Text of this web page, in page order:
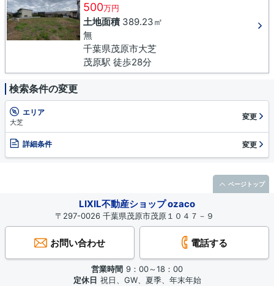
500万円
土地面積389.23㎡
無
千葉県茂原市大芝
茂原駅 徒歩28分
検索条件の変更
エリア
大芝
変更
詳細条件 変更
LIXIL不動産ショップ ozaco
〒297-0026 千葉県茂原市茂原１０４７－９
お問い合わせ 電話する
営業時間 9：00～18：00
定休日 祝日、GW、夏季、年末年始
ページトップ